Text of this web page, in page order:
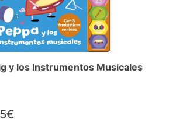
y los Instrumentos Musicales